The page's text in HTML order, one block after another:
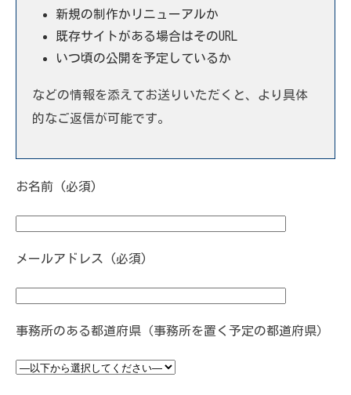
新規の制作かリニューアルか
既存サイトがある場合はそのURL
いつ頃の公開を予定しているか
などの情報を添えてお送りいただくと、より具体
的なご返信が可能です。
お名前 (必須)
メールアドレス (必須)
事務所のある都道府県（事務所を置く予定の都道府県）